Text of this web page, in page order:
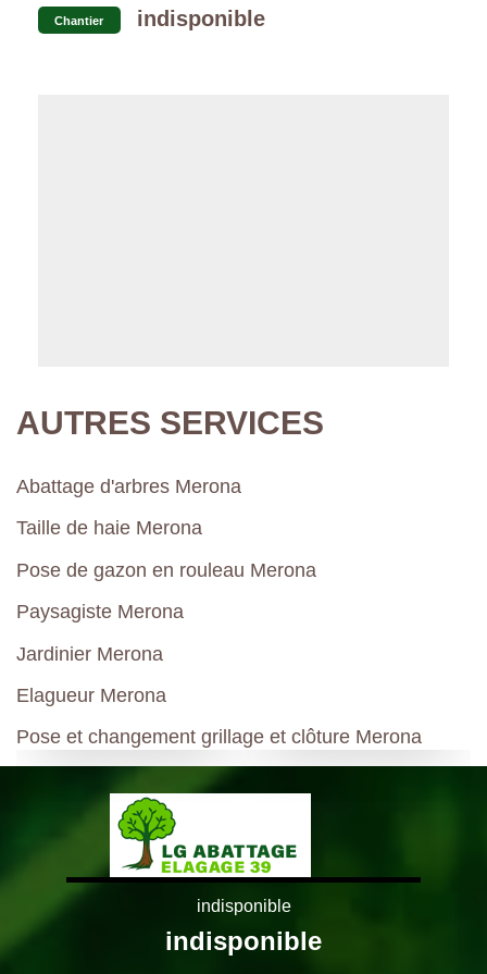
Chantier indisponible
AUTRES SERVICES
Abattage d'arbres Merona
Taille de haie Merona
Pose de gazon en rouleau Merona
Paysagiste Merona
Jardinier Merona
Elagueur Merona
Pose et changement grillage et clôture Merona
indisponible
indisponible